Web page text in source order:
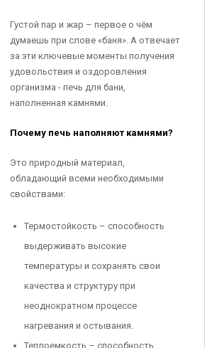
Густой пар и жар – первое о чём
думаешь при слове «баня». А отвечает
за эти ключевые моменты получения
удовольствия и оздоровления
организма - печь для бани,
наполненная камнями.
Почему печь наполняют камнями?
Это природный материал,
обладающий всеми необходимыми
свойствами:
Термостойкость – способность
выдерживать высокие
температуры и сохранять свои
качества и структуру при
неоднократном процессе
нагревания и остывания.
Теплоемкость – способность